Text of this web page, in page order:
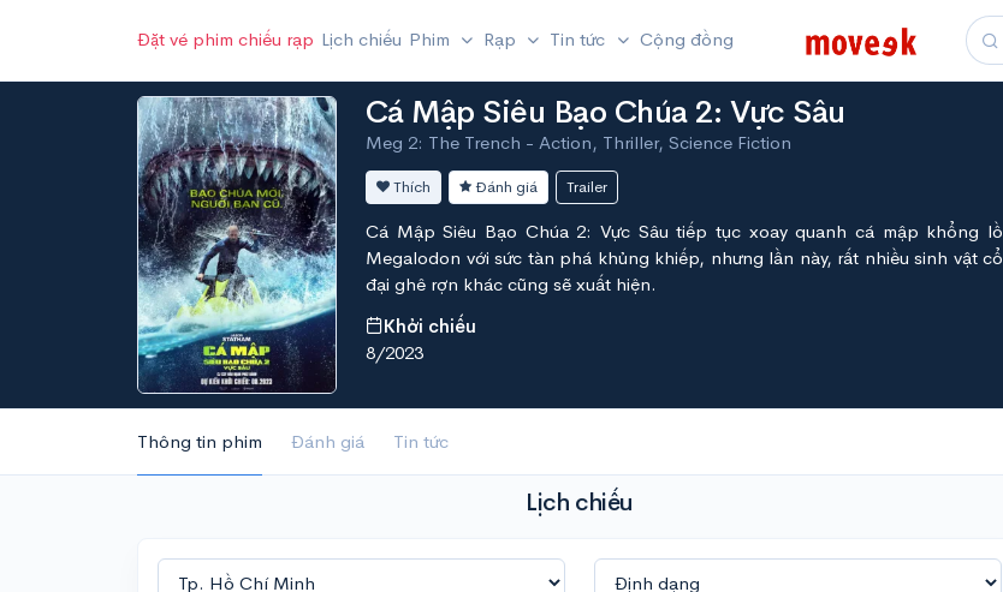
Đặt vé phim chiếu rạp Lịch chiếu Phim Rạp Tin tức Cộng đồng
Cá Mập Siêu Bạo Chúa 2: Vực Sâu
Meg 2: The Trench - Action, Thriller, Science Fiction
Thích Đánh giá Trailer
Cá Mập Siêu Bạo Chúa 2: Vực Sâu tiếp tục xoay quanh cá mập khổng lồ
Megalodon với sức tàn phá khủng khiếp, nhưng lần này, rất nhiều sinh vật cổ
đại ghê rợn khác cũng sẽ xuất hiện.
Khởi chiếu
8/2023
Thông tin phim Đánh giá Tin tức
Lịch chiếu